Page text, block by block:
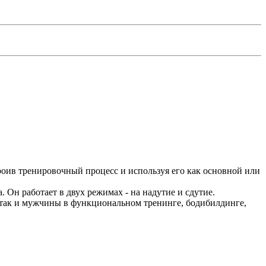
тренировочный процесс и используя его как основной или
работает в двух режимах - на надутие и сдутие.
и мужчины в функциональном тренинге, бодибилдинге,